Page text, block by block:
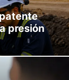
presión